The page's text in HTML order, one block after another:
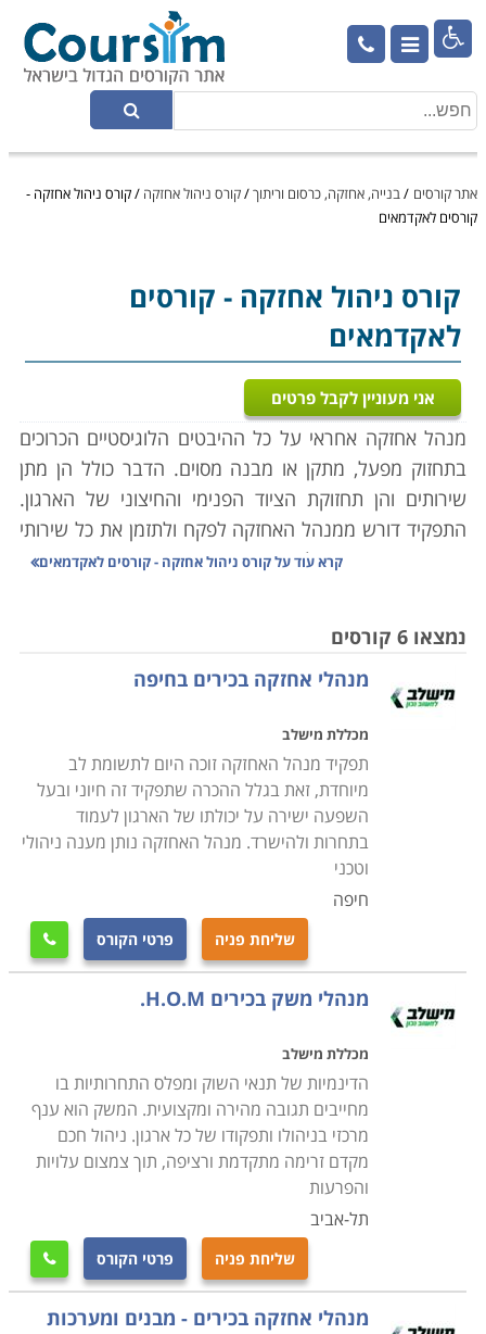

אתר קורסים /בנייה, אחזקה, כרסום וריתוך/קורס ניהול אחזקה /קורס ניהול אחזקה -
קורסים לאקדמאים
קורס ניהול אחזקה - קורסים
לאקדמאים
אני מעוניין לקבל פרטים
מנהל אחזקה אחראי על כל ההיבטים הלוגיסטיים הכרוכים
בתחזוק מפעל, מתקן או מבנה מסוים. הדבר כולל הן מתן
שירותים והן תחזוקת הציוד הפנימי והחיצוני של הארגון.
התפקיד דורש ממנהל האחזקה לפקח ולתזמן את כל שירותי
האחזקה הנדרשים, לוודא את איכות השירות ותקני המוצרים
האחזקה עליו להיות מוכשר, מיומן ובעל הידע הנדרש על
מנת לעסוק בתפקיד ביעילות.
קורס ניהול אחזקה מספק ידע רב בתחום ומאפשר לעסוק
כמנהל אחזקה הן בארגונים מסחריים והן בארגונים ציבוריים
ופרטיים. במסגרת הקורס נלמדים נושאים מגוונים כדוגמת
תיקונים טכניים של אלמנטים שונים במבנה, התקנת ריהוט
וציוד כדוגמת ארונות, מדפים, לוחות ומזגנים. כמו כן נלמדים
תחומים כדוגמת קשר עם ספקים ועם מנהלים
עוד נרכשת היכולת לבצע סקירה של המוסד או המבנה
בתחום אחריותו של איש המקצוע בניסיון לאתר מפגעים
הדורשים תיקון כמו למשל, מעליות שפג תוקף האחריות
עליהן ויש להזמין את חברת המעליות לתחזוקה שוטפת,
מזגנים רעועים הנוטים ליפול ומהווים סיכון בטיחותי, עצים
בסביבת חצר המוסד שיש לטפל בהם על מנת למנוע סיכון
בטיחותי וכדומה.
למי מיועד הקורס
הקורס מיועד לכל אדם המבקש לעסוק בתחום מעניין מאוד
המספק אתגר וסיפוק רב. עוד הוא מיועד לאנשים האוהבים
לעבוד עם הידיים, לתקן דברים ולהפעיל רמה גבוהה של
יצירתיות. אחזקה היא מקצוע המגלם בתוכו מגוון תחומים
קרא עוד עלקורס ניהול אחזקה - קורסים לאקדמאים
נמצאו 6 קורסים
מנהלי אחזקה בכירים בחיפה
מכללת מישלב
תפקיד מנהל האחזקה זוכה היום לתשומת לב
מיוחדת, זאת בגלל ההכרה שתפקיד זה חיוני ובעל
השפעה ישירה על יכולתו של הארגון לעמוד
בתחרות ולהישרד. מנהל האחזקה נותן מענה ניהולי
וטכני
חיפה
שליחת פניה פרטי הקורס 
מנהלי משק בכירים H.O.M.
מכללת מישלב
הדינמיות של תנאי השוק ומפלס התחרותיות בו
מחייבים תגובה מהירה ומקצועית. המשק הוא ענף
מרכזי בניהולו ותפקודו של כל ארגון. ניהול חכם
מקדם זרימה מתקדמת ורציפה, תוך צמצום עלויות
והפרעות
תל-אביב
שליחת פניה פרטי הקורס 
מנהלי אחזקה בכירים - מבנים ומערכות